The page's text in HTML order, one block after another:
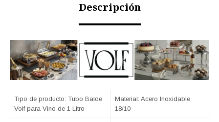
Descripción
Tipo de producto: Tubo Balde
Volf para Vino de 1 Litro
Material: Acero Inoxidable
18/10